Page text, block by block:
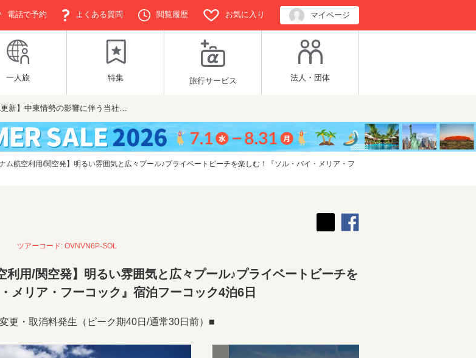
電話で予約 よくある質問 閲覧履歴 お気に入り マイページ
一人旅 特集 旅行サービス 法人・団体
更新】中東情勢の影響に伴う当社…
ム航空利用/関空発】明るい雰囲気と広々プール♪プライベートビーチを楽しむ！『ソル・バイ・メリア・フ
ツアーコード: OVNVN6P-SOL
利用/関空発】明るい雰囲気と広々プール♪プライベートビーチを
メリア・フーコック』宿泊フーコック4泊6日
更・取消料発生（ピーク期40日/通常30日前）■